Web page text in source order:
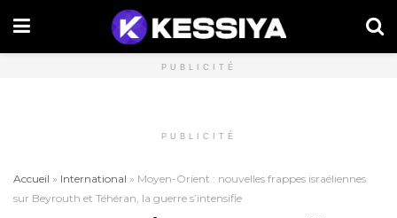
PUBLICITÉ
PUBLICITÉ
Accueil » International » Moyen-Orient : nouvelles frappes israéliennes
sur Beyrouth et Téhéran, la guerre s’intensifie